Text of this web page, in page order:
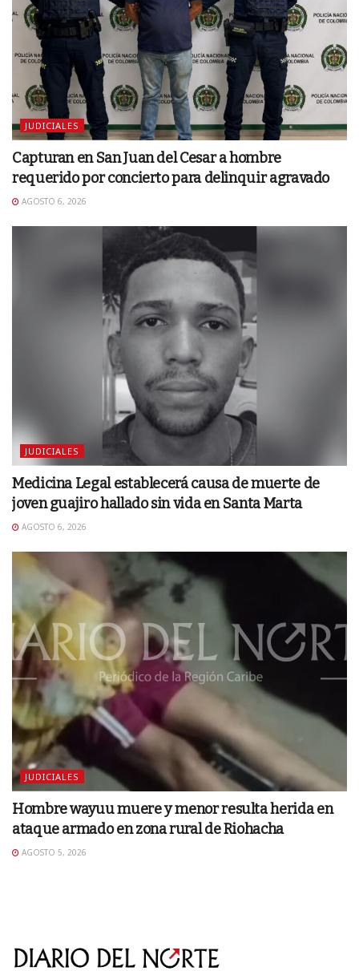
JUDICIALES
Capturan en San Juan del Cesar a hombre
requerido por concierto para delinquir agravado
AGOSTO 6, 2026
JUDICIALES
Medicina Legal establecerá causa de muerte de
joven guajiro hallado sin vida en Santa Marta
AGOSTO 6, 2026
JUDICIALES
Hombre wayuu muere y menor resulta herida en
ataque armado en zona rural de Riohacha
AGOSTO 5, 2026